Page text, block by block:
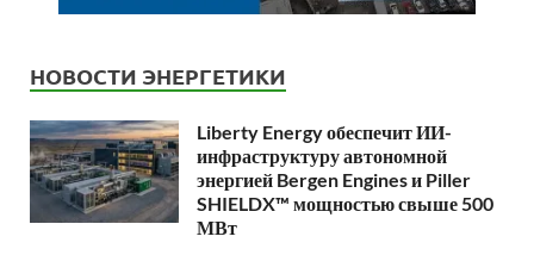
НОВОСТИ ЭНЕРГЕТИКИ
Liberty Energy обеспечит ИИ-
инфраструктуру автономной
энергией Bergen Engines и Piller
SHIELDX™ мощностью свыше 500
МВт